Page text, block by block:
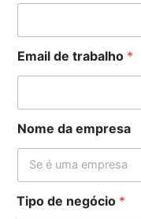
Email de trabalho *
Nome da empresa
Tipo de negócio *